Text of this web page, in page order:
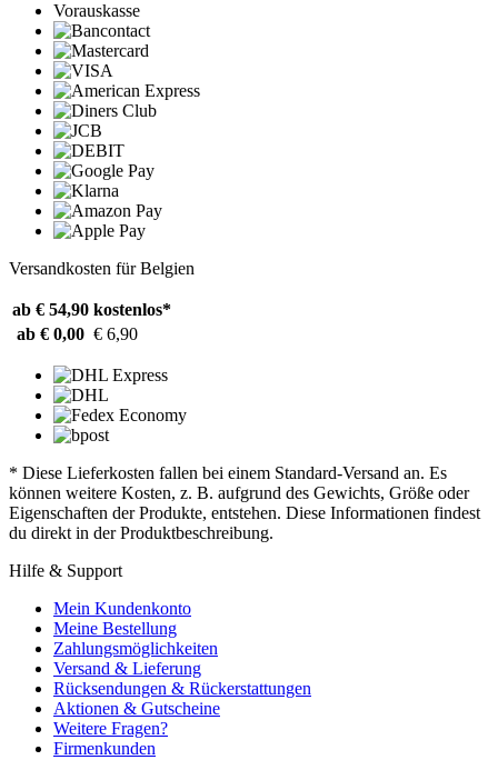
Vorauskasse
Versandkosten für Belgien
ab € 54,90 kostenlos*
ab € 0,00 € 6,90
* Diese Lieferkosten fallen bei einem Standard-Versand an. Es
können weitere Kosten, z. B. aufgrund des Gewichts, Größe oder
Eigenschaften der Produkte, entstehen. Diese Informationen findest
du direkt in der Produktbeschreibung.
Hilfe & Support
Mein Kundenkonto
Meine Bestellung
Zahlungsmöglichkeiten
Versand & Lieferung
Rücksendungen & Rückerstattungen
Aktionen & Gutscheine
Weitere Fragen?
Firmenkunden